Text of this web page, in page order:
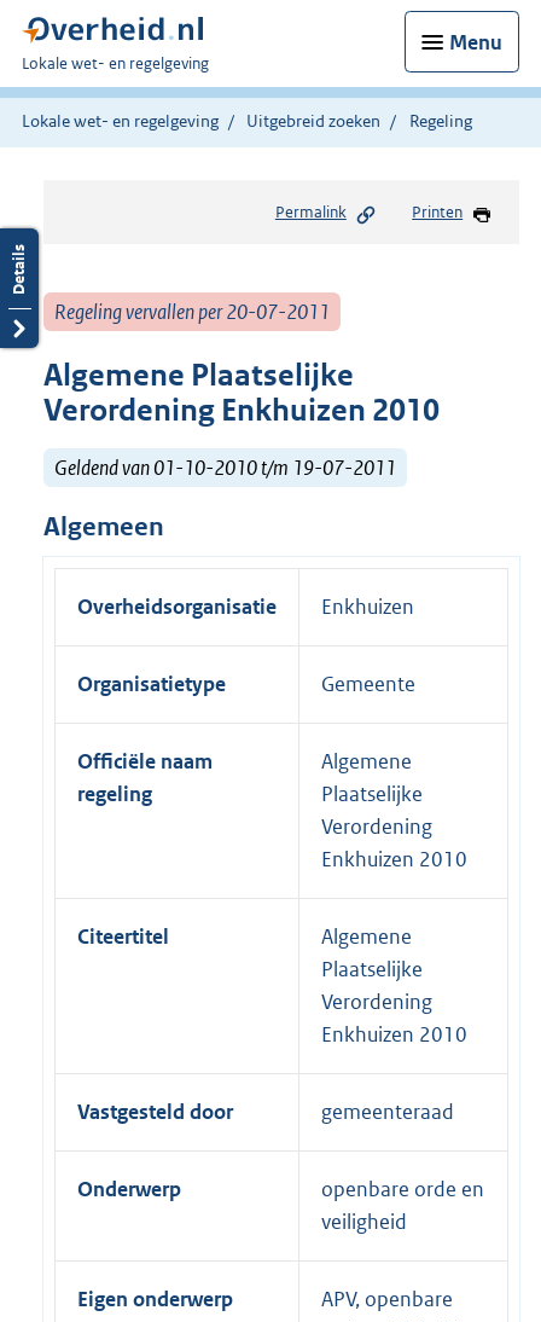
Menu
U
bent
hier:
Lokale wet- en regelgeving
Lokale wet- en regelgeving Uitgebreid zoeken Regeling
Permalink Printen
Regeling vervallen per 20-07-2011
Algemene Plaatselijke
Verordening Enkhuizen 2010
Geldend van 01-10-2010 t/m 19-07-2011
Algemeen
Overheidsorganisatie Enkhuizen
Organisatietype Gemeente
Officiële naam
regeling
Algemene
Plaatselijke
Verordening
Enkhuizen 2010
Citeertitel
Algemene
Plaatselijke
Verordening
Enkhuizen 2010
Vastgesteld door gemeenteraad
Onderwerp
openbare orde en
veiligheid
Eigen onderwerp
APV, openbare